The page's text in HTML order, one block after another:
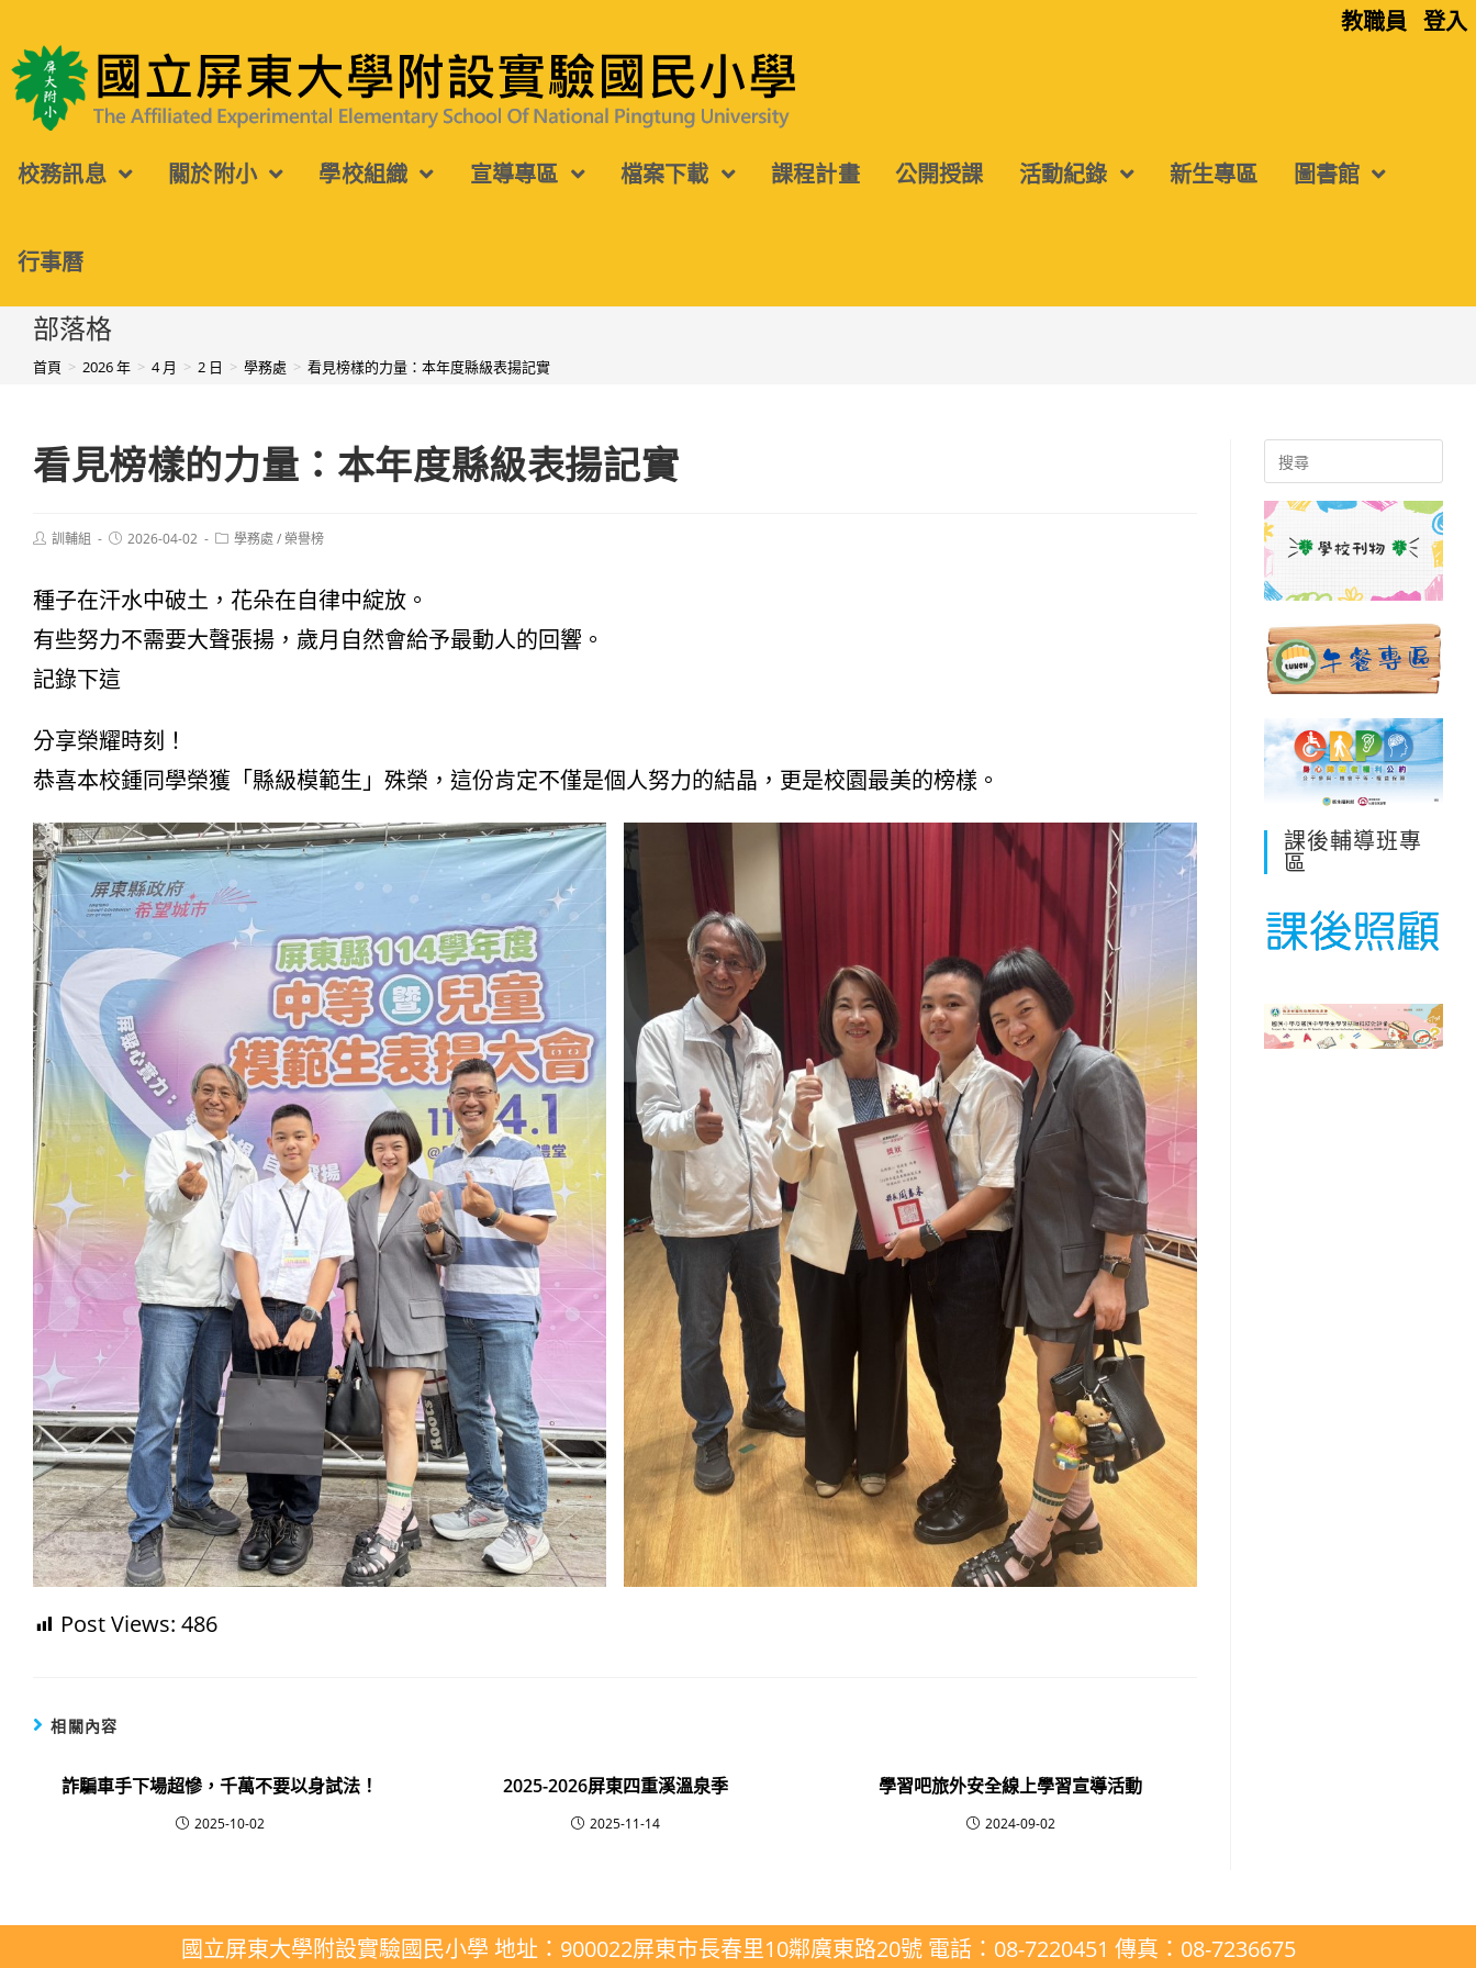
轉
至
要
容
教職員 登入
國立屏東大學附設實驗國民小學
校務訊息 關於附小 學校組織 宣導專區 檔案下載 課程計畫 公開授課 活動紀錄 新生專區 圖書館
行事曆
部落格
首頁 > 2026 年 > 4 月 > 2 日 > 學務處 > 看見榜樣的力量：本年度縣級表揚記實
看見榜樣的力量：本年度縣級表揚記實
Post訓輔組
Post2026-04-02
Post學務處 /榮譽榜
種子在汗水中破土，花朵在自律中綻放。
有些努力不需要大聲張揚，歲月自然會給予最動人的回響。
記錄下這
分享榮耀時刻！
恭喜本校鍾同學榮獲「縣級模範生」殊榮，這份肯定不僅是個人努力的結晶，更是校園最美的榜樣。
Post Views: 486
相關內容
詐騙車手下場超慘，千萬不要以身試法！
2025-10-02
2025-2026屏東四重溪溫泉季
2025-11-14
學習吧旅外安全線上學習宣導活動
2024-09-02
Search
for:
課後輔導班專
區
國立屏東大學附設實驗國民小學 地址：900022屏東市長春里10鄰廣東路20號 電話：08-7220451 傳真：08-7236675